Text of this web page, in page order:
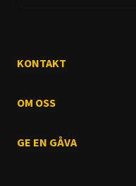
KONTAKT
OM OSS
GE EN GÅVA